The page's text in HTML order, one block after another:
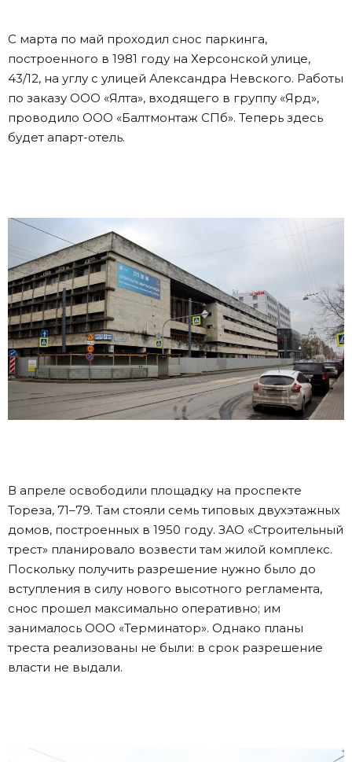
С марта по май проходил снос паркинга,
построенного в 1981 году на Херсонской улице,
43/12, на углу с улицей Александра Невского. Работы
по заказу ООО «Ялта», входящего в группу «Ярд»,
проводило ООО «Балтмонтаж СПб». Теперь здесь
будет апарт-отель.
В апреле освободили площадку на проспекте
Тореза, 71–79. Там стояли семь типовых двухэтажных
домов, построенных в 1950 году. ЗАО «Строительный
трест» планировало возвести там жилой комплекс.
Поскольку получить разрешение нужно было до
вступления в силу нового высотного регламента,
снос прошел максимально оперативно; им
занималось ООО «Терминатор». Однако планы
треста реализованы не были: в срок разрешение
власти не выдали.